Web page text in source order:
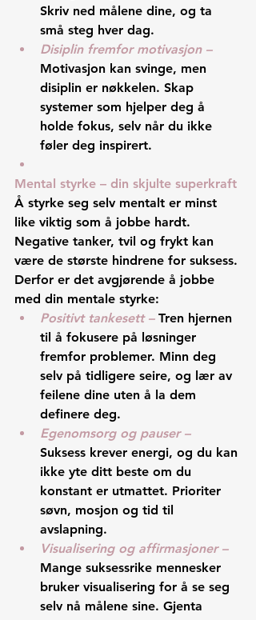
Skriv ned målene dine, og ta
små steg hver dag.
Disiplin fremfor motivasjon –
Motivasjon kan svinge, men
disiplin er nøkkelen. Skap
systemer som hjelper deg å
holde fokus, selv når du ikke
føler deg inspirert.
Mental styrke – din skjulte superkraft
Å styrke seg selv mentalt er minst
like viktig som å jobbe hardt.
Negative tanker, tvil og frykt kan
være de største hindrene for suksess.
Derfor er det avgjørende å jobbe
med din mentale styrke:
Positivt tankesett – Tren hjernen
til å fokusere på løsninger
fremfor problemer. Minn deg
selv på tidligere seire, og lær av
feilene dine uten å la dem
definere deg.
Egenomsorg og pauser –
Suksess krever energi, og du kan
ikke yte ditt beste om du
konstant er utmattet. Prioriter
søvn, mosjon og tid til
avslapning.
Visualisering og affirmasjoner –
Mange suksessrike mennesker
bruker visualisering for å se seg
selv nå målene sine. Gjenta